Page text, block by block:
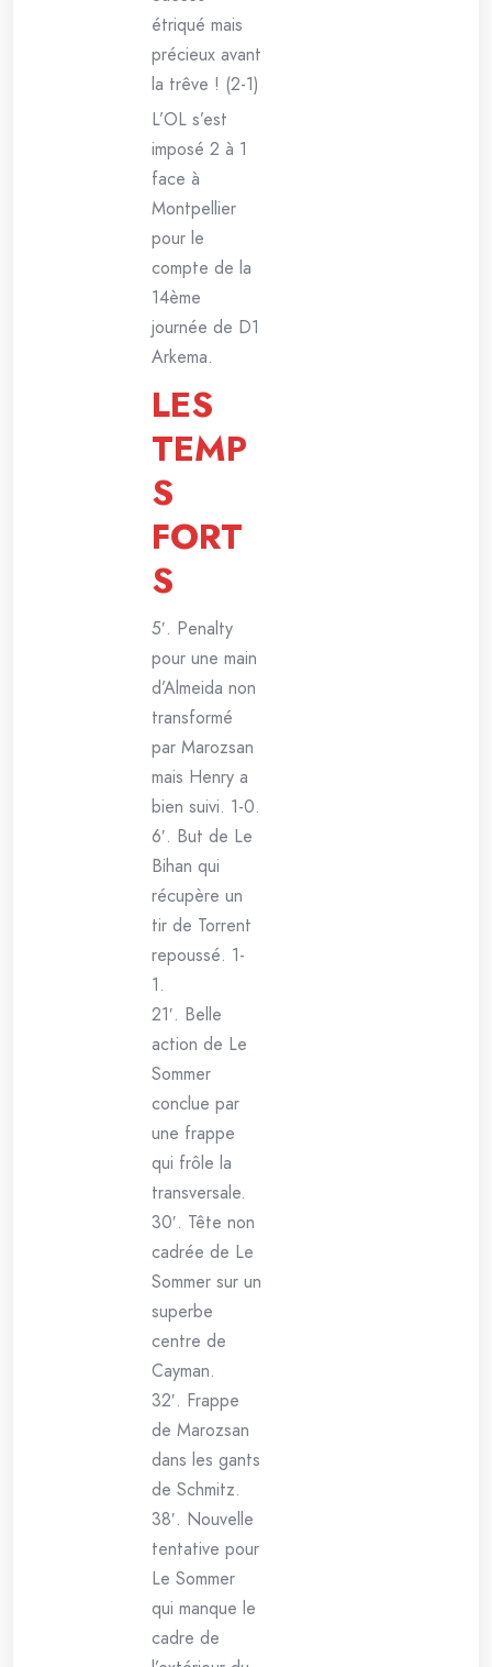
L’OL s’est
imposé 2 à 1
face à
Montpellier
pour le
compte de la
14ème
journée de D1
Arkema.
LES
TEMP
S
FORT
S
5′. Penalty
pour une main
d’Almeida non
transformé
par Marozsan
mais Henry a
bien suivi. 1-0.
6′. But de Le
Bihan qui
récupère un
tir de Torrent
repoussé. 1-
1.
21′. Belle
action de Le
Sommer
conclue par
une frappe
qui frôle la
transversale.
30′. Tête non
cadrée de Le
Sommer sur un
superbe
centre de
Cayman.
32′. Frappe
de Marozsan
dans les gants
de Schmitz.
38′. Nouvelle
tentative pour
Le Sommer
qui manque le
cadre de